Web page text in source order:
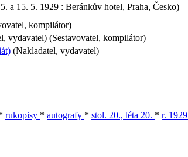
a 15. 5. 1929 : Beránkův hotel, Praha, Česko)
kompilátor)
vydavatel) (Sestavovatel, kompilátor)
(Nakladatel, vydavatel)
rukopisy * autografy * stol. 20., léta 20. * r. 1929